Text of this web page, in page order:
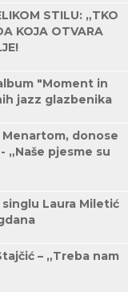
STILU: „TKO
KOJA OTVARA
"Moment in
jazz glazbenika
donose
„Naše pjesme su
singlu Laura Miletić
– „Treba nam